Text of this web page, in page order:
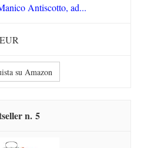
Antiscotto, ad...
su Amazon
5